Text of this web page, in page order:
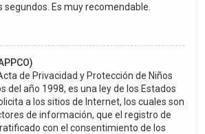
Es muy recomendable.
de Privacidad y Protección de Niños
del año 1998, es una ley de los Estados
a los sitios de Internet, los cuales son
de información, que el registro de
con el consentimiento de los